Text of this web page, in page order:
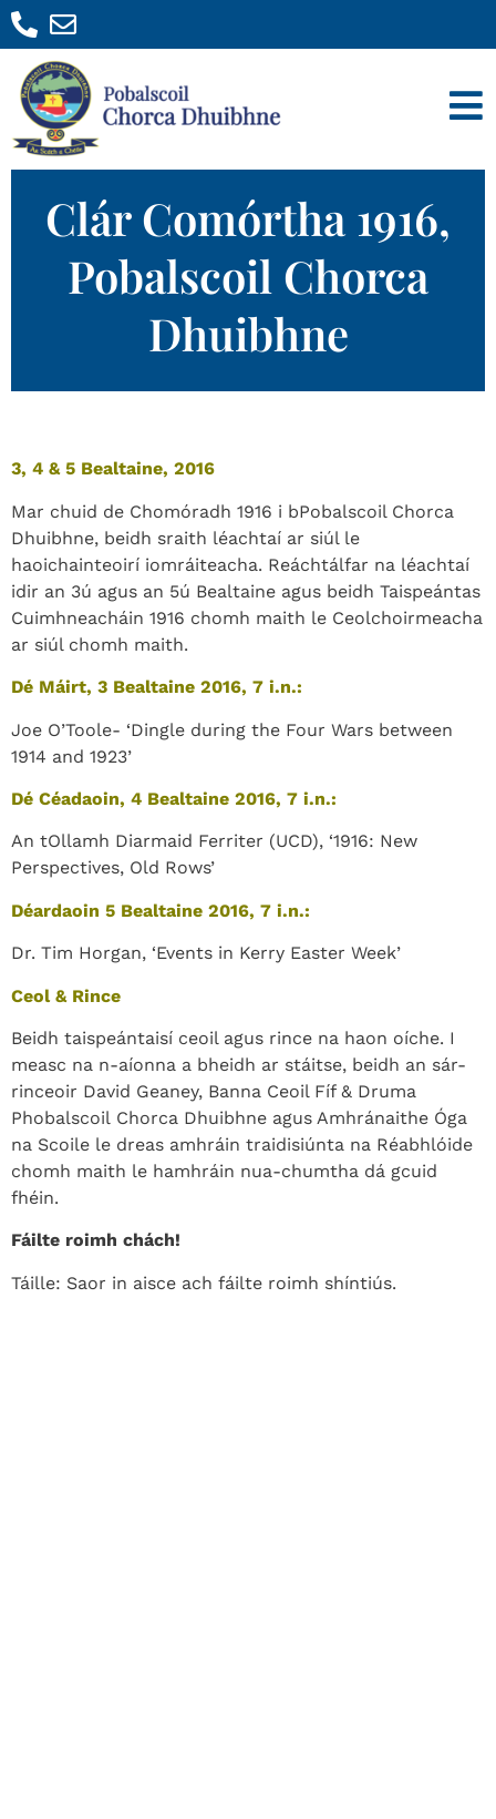
Clár Comórtha 1916,
Pobalscoil Chorca
Dhuibhne
3, 4 & 5 Bealtaine, 2016
Mar chuid de Chomóradh 1916 i bPobalscoil Chorca
Dhuibhne, beidh sraith léachtaí ar siúl le
haoichainteoirí iomráiteacha. Reáchtálfar na léachtaí
idir an 3ú agus an 5ú Bealtaine agus beidh Taispeántas
Cuimhneacháin 1916 chomh maith le Ceolchoirmeacha
ar siúl chomh maith.
Dé Máirt, 3 Bealtaine 2016, 7 i.n.:
Joe O’Toole- ‘Dingle during the Four Wars between
1914 and 1923’
Dé Céadaoin, 4 Bealtaine 2016, 7 i.n.:
An tOllamh Diarmaid Ferriter (UCD), ‘1916: New
Perspectives, Old Rows’
Déardaoin 5 Bealtaine 2016, 7 i.n.:
Dr. Tim Horgan, ‘Events in Kerry Easter Week’
Ceol & Rince
Beidh taispeántaisí ceoil agus rince na haon oíche. I
measc na n-aíonna a bheidh ar stáitse, beidh an sár-
rinceoir David Geaney, Banna Ceoil Fíf & Druma
Phobalscoil Chorca Dhuibhne agus Amhránaithe Óga
na Scoile le dreas amhráin traidisiúnta na Réabhlóide
chomh maith le hamhráin nua-chumtha dá gcuid
fhéin.
Fáilte roimh chách!
Táille: Saor in aisce ach fáilte roimh shíntiús.